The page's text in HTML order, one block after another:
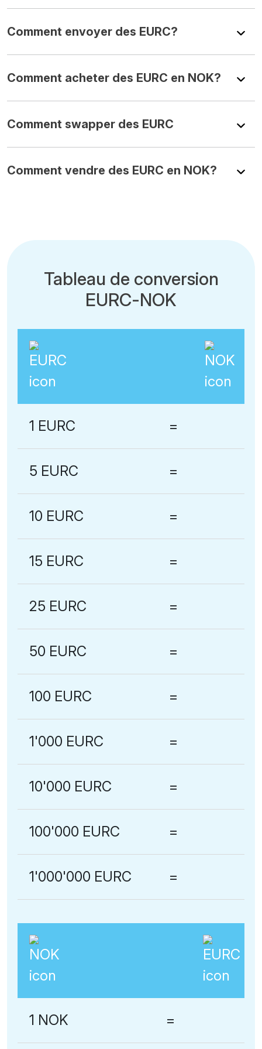
Comment envoyer des EURC?
Comment acheter des EURC en NOK?
Comment swapper des EURC
Comment vendre des EURC en NOK?
Tableau de conversion
EURC-NOK
1 EURC =
5 EURC =
10 EURC =
15 EURC =
25 EURC =
50 EURC =
100 EURC =
1'000 EURC =
10'000 EURC =
100'000 EURC =
1'000'000 EURC =
1 NOK =